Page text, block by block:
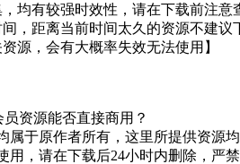
均有较强时效性，请在下载前注意
，距离当前时间太久的资源不建议
源，会有大概率失效无法使用】
资源能否直接商用？
属于原作者所有，这里所提供资源均
用，请在下载后24小时内删除，严禁